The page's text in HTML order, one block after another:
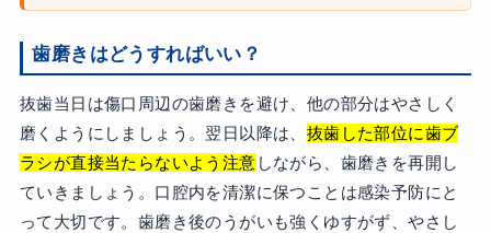
歯磨きはどうすればいい？
抜歯当日は傷口周辺の歯磨きを避け、他の部分はやさしく
磨くようにしましょう。翌日以降は、 抜歯した部位に歯ブ
ラシが直接当たらないよう注意 しながら、歯磨きを再開し
ていきましょう。口腔内を清潔に保つことは感染予防にと
って大切です。歯磨き後のうがいも強くゆすがず、やさし